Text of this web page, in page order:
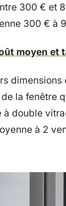
300 € et
300 € à
moyen et
dimensions
la fenêtre
double
à 2